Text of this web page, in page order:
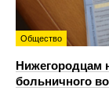
Общество
Нижегородцам
больничного